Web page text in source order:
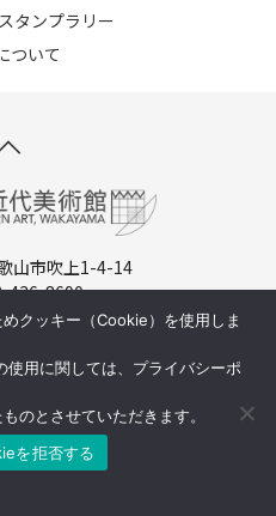
タンプラリー
ついて
山市吹上1-4-14
436-8690
（入場は16:30まで）
通アクセス
近代美術館
クッキー（Cookie）を使用しま
用に関しては、プライバシーポ
のとさせていただきます。
を拒否する